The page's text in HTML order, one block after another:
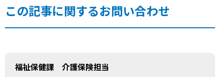
この記事に関するお問い合わせ
福祉保健課 介護保険担当